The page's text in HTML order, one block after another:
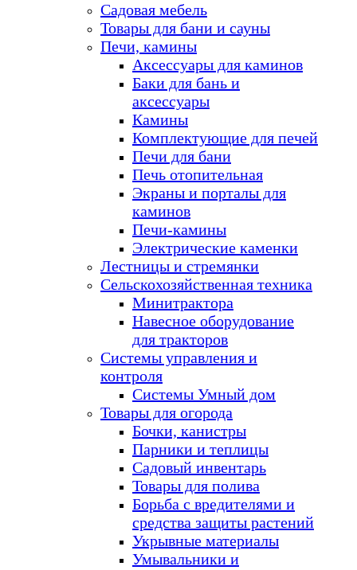
Садовая мебель
Товары для бани и сауны
Печи, камины
Аксессуары для каминов
Баки для бань и
аксессуары
Камины
Комплектующие для печей
Печи для бани
Печь отопительная
Экраны и порталы для
каминов
Печи-камины
Электрические каменки
Лестницы и стремянки
Сельскохозяйственная техника
Минитрактора
Навесное оборудование
для тракторов
Системы управления и
контроля
Системы Умный дом
Товары для огорода
Бочки, канистры
Парники и теплицы
Садовый инвентарь
Товары для полива
Борьба с вредителями и
средства защиты растений
Укрывные материалы
Умывальники и